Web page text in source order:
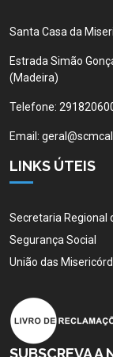
Santa Casa da
Estrada Simão
(Madeira)
Telefone:
Email:
LINKS ÚTEIS
Secretaria Regional
Segurança Social
União das
SUBSCREVA A